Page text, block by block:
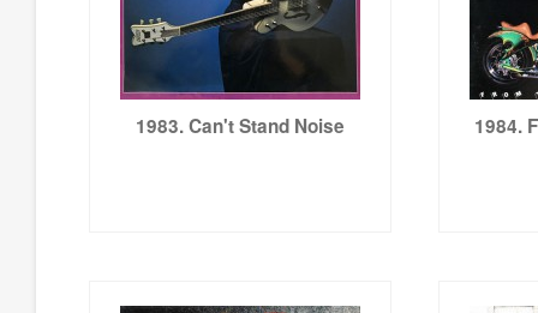
1983. Can't Stand Noise 1984.